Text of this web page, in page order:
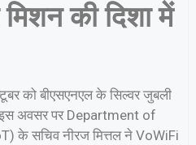
की दिशा में
को बीएसएनएल के सिल्वर जुबली
अवसर पर Department of
के सचिव नीरज मित्तल ने VoWiFi